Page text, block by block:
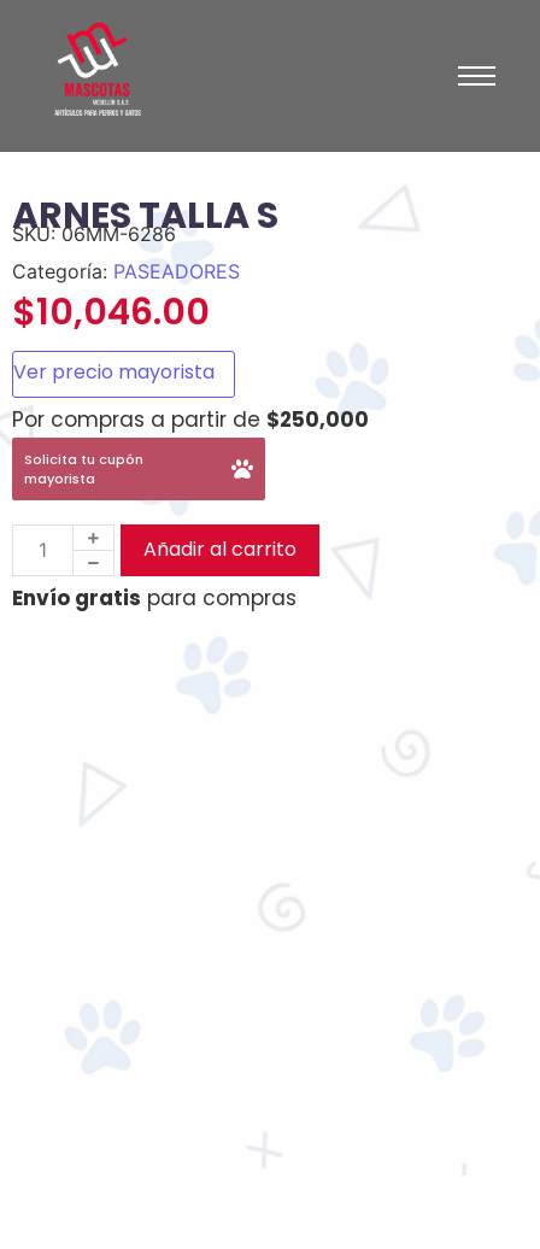
ARNES TALLA S
SKU:06MM-6286
Categoría: PASEADORES
$10,046.00
Ver precio mayorista
Por compras a partir de $250,000
Solicita tu cupón
mayorista
Añadir al carrito
Envío gratis para compras